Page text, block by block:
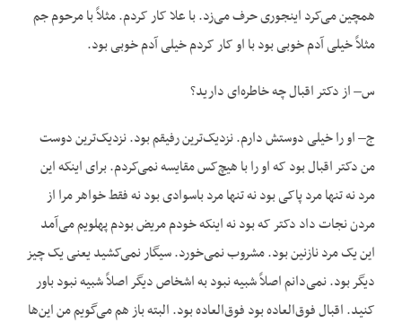
همچین می‌کرد اینجوری حرف می‌زد. با علا کار کردم. مثلاً با مرحوم جم
مثلاً خیلی آدم خوبی بود با او کار کردم خیلی آدم خوبی بود.
س– از دکتر اقبال چه خاطره‌ای دارید؟
ج– او را خیلی دوستش دارم. نزدیک‌ترین رفیقم بود. نزدیک‌ترین دوست
من دکتر اقبال بود که او را با هیچ‌کس مقایسه نمی‌کردم. برای اینکه این
مرد نه تنها مرد پاکی بود نه تنها مرد باسوادی بود نه فقط خواهر مرا از
مردن نجات داد دکتر که بود نه اینکه خودم مریض بودم پهلویم می‌آمد
این یک مرد نازنین بود. مشروب نمی‌خورد. سیگار نمی‌کشید یعنی یک چیز
دیگر بود. نمی‌دانم اصلاً شبیه نبود به اشخاص دیگر اصلاً شبیه نبود باور
کنید. اقبال فوق‌العاده بود فوق‌العاده بود. البته باز هم می‌گویم من این‌ها